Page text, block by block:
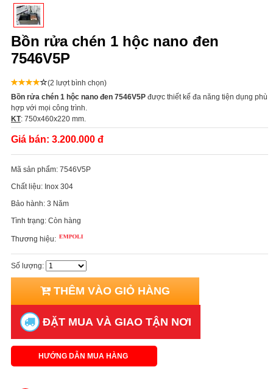
Bồn rửa chén 1 hộc nano đen
7546V5P
(2 lượt bình chọn)
Bồn rửa chén 1 hộc nano đen 7546V5P được thiết kế đa năng tiện dụng phù
hợp với mọi công trình.
KT: 750x460x220 mm.
Giá bán: 3.200.000 đ
Mã sản phẩm: 7546V5P
Chất liệu: Inox 304
Bảo hành: 3 Năm
Tình trạng: Còn hàng
Thương hiệu:
Số lượng:
THÊM VÀO GIỎ HÀNG
ĐẶT MUA VÀ GIAO TẬN NƠI
HƯỚNG DẪN MUA HÀNG